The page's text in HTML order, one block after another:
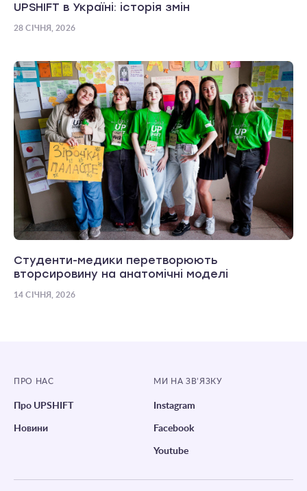
UPSHIFT в Україні: історія змін
28 СІЧНЯ, 2026
Студенти-медики перетворюють
вторсировину на анатомічні моделі
14 СІЧНЯ, 2026
ПРО НАС
Про UPSHIFT
Новини
МИ НА ЗВ’ЯЗКУ
Instagram
Facebook
Youtube